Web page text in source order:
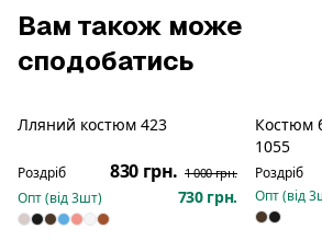
Вам також може
сподобатись
Лляний костюм 423
Роздріб 830 грн. 1 000 грн.
Опт (від3шт) 730 грн.
Костюм
1055
Роздріб
Опт (від3